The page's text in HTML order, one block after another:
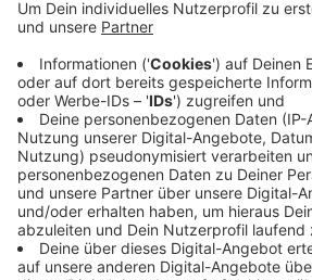
Am Wochenende (09.05./10.05.)
große Grill & Chill-Wochenende.
ihr das Essen auf den Grill und wir im
euch die passende Musik.
Anzeige
Anzeige